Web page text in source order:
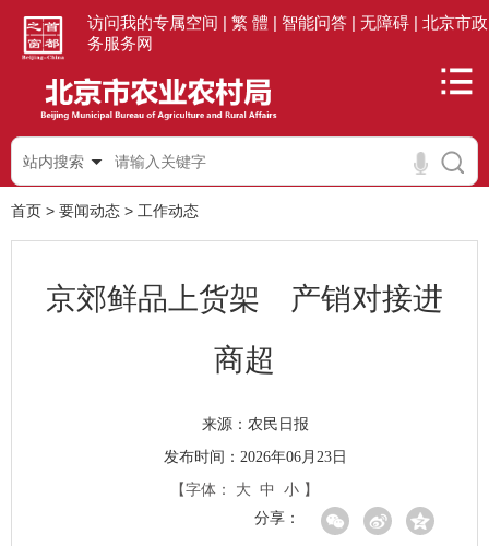
访问我的专属空间 | 繁 體 | 智能问答 | 无障碍 | 北京市政
务服务网
站内搜索
首页 > 要闻动态 > 工作动态
京郊鲜品上货架 产销对接进
商超
来源： 农民日报
发布时间：2026年06月23日
【字体：
大 中 小 】
分享：